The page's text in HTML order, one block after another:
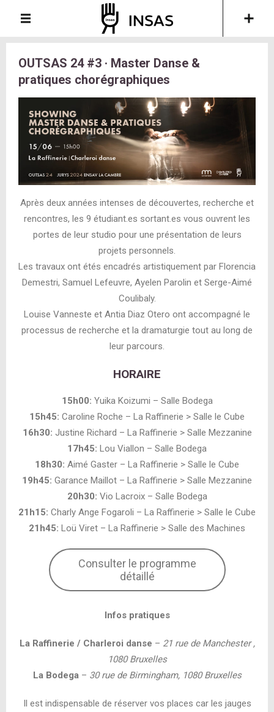
OUTSAS 24 #3 · Master Danse &
pratiques chorégraphiques
Après deux années intenses de découvertes, recherche et
rencontres, les 9 étudiant.es sortant.es vous ouvrent les
portes de leur studio pour une présentation de leurs
projets personnels.
Les travaux ont étés encadrés artistiquement par Florencia
Demestri, Samuel Lefeuvre, Ayelen Parolin et Serge-Aimé
Coulibaly.
Louise Vanneste et Antia Diaz Otero ont accompagné le
processus de recherche et la dramaturgie tout au long de
leur parcours.
HORAIRE
15h00: Yuika Koizumi – Salle Bodega
15h45: Caroline Roche – La Raffinerie > Salle le Cube
16h30: Justine Richard – La Raffinerie > Salle Mezzanine
17h45: Lou Viallon – Salle Bodega
18h30: Aimé Gaster – La Raffinerie > Salle le Cube
19h45: Garance Maillot – La Raffinerie > Salle Mezzanine
20h30: Vio Lacroix – Salle Bodega
21h15: Charly Ange Fogaroli – La Raffinerie > Salle le Cube
21h45: Loü Viret – La Raffinerie > Salle des Machines
Consulter le programme
détaillé
Infos pratiques
La Raffinerie / Charleroi danse – 21 rue de Manchester ,
1080 Bruxelles
La Bodega – 30 rue de Birmingham, 1080 Bruxelles
Il est indispensable de réserver vos places car les jauges